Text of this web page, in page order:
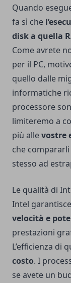
Quando
fa sì che
disk a quella
Come avrete
per il PC,
quello dalle
informatiche
processore
limiteremo a
più allevostre
che
stesso ad
Le qualità di
Intel
velocità e
prestazioni
L’efficienza di
costo. I
se avete un